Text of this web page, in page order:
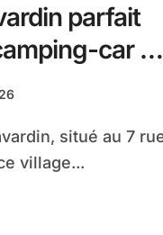
parfait
car ou
village...